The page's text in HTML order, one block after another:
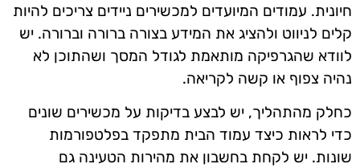
חיונית. עמודים המיועדים למכשירים ניידים צריכים להיות
קלים לניווט ולהציג את המידע בצורה ברורה וברורה. יש
לוודא שהגרפיקה מותאמת לגודל המסך ושהתוכן לא
נהיה צפוף או קשה לקריאה.
כחלק מהתהליך, יש לבצע בדיקות על מכשירים שונים
כדי לראות כיצד עמוד הבית מתפקד בפלטפורמות
שונות. יש לקחת בחשבון את מהירות הטעינה גם